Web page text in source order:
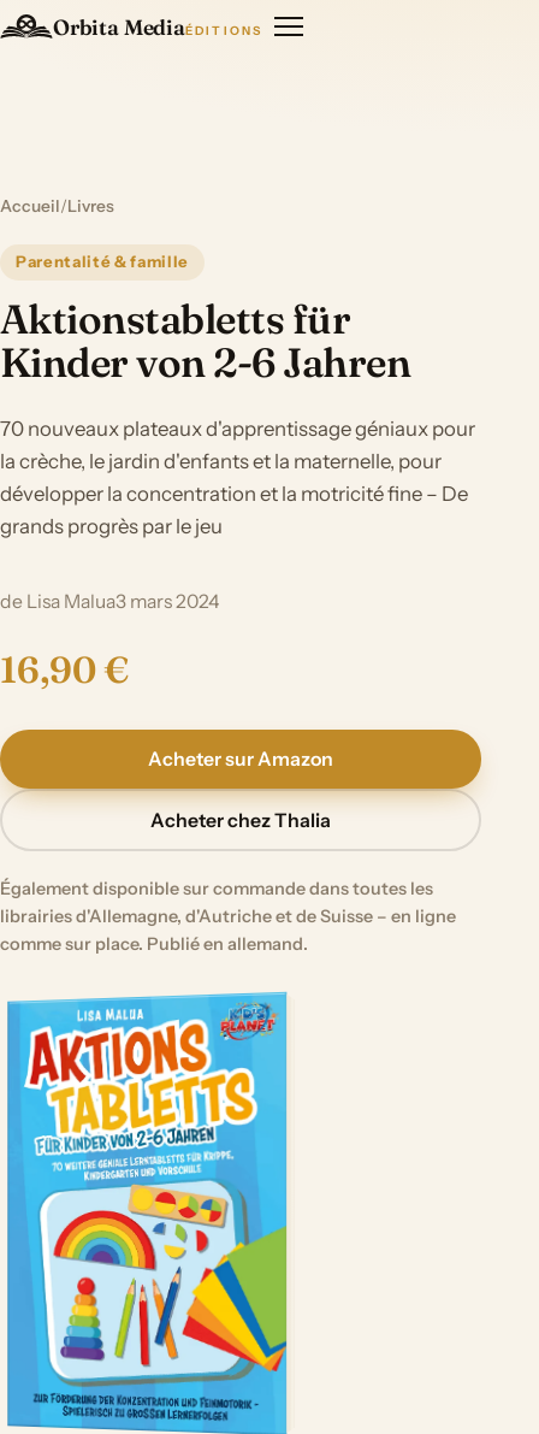
Orbita MediaÉDITIONS
Accueil/Livres
Parentalité & famille
Aktionstabletts für
Kinder von 2-6 Jahren
70 nouveaux plateaux d'apprentissage géniaux pour
la crèche, le jardin d'enfants et la maternelle, pour
développer la concentration et la motricité fine – De
grands progrès par le jeu
de Lisa Malua3 mars 2024
16,90 €
Acheter sur Amazon
Acheter chez Thalia
Également disponible sur commande dans toutes les
librairies d'Allemagne, d'Autriche et de Suisse – en ligne
comme sur place. Publié en allemand.